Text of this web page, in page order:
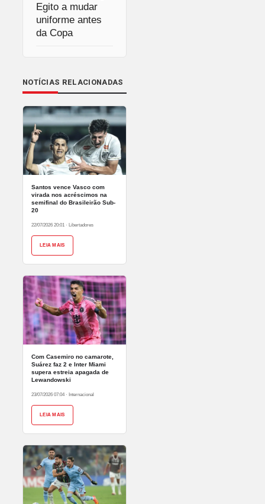
Egito a mudar
uniforme antes
da Copa
NOTÍCIAS RELACIONADAS
Santos vence Vasco com
virada nos acréscimos na
semifinal do Brasileirão Sub-
20
22/07/2026 20:01 · Libertadores
LEIA MAIS
Com Casemiro no camarote,
Suárez faz 2 e Inter Miami
supera estreia apagada de
Lewandowski
23/07/2026 07:04 · Internacional
LEIA MAIS